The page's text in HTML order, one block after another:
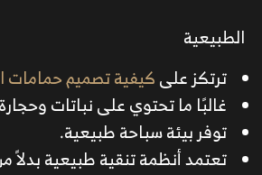
الطبيعية
ترتكز علىكيفية تصميم حمامات
غالبًا ما تحتوي على نباتات
توفر بيئة سباحة طبيعية.
تعتمد أنظمة تنقية طبيعية بدلاً